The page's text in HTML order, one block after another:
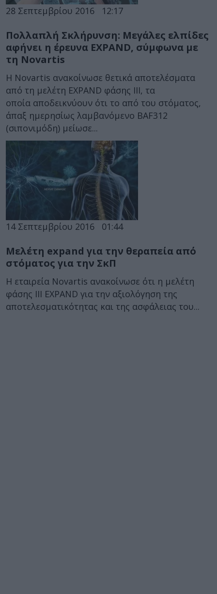
28 Σεπτεμβρίου 2016 12:17
Πολλαπλή Σκλήρυνση: Μεγάλες ελπίδες
αφήνει η έρευνα EXPAND, σύμφωνα με
τη Novartis
Η Novartis ανακοίνωσε θετικά αποτελέσματα
από τη μελέτη EXPAND φάσης ΙΙΙ, τα
οποία αποδεικνύουν ότι το από του στόματος,
άπαξ ημερησίως λαμβανόμενο BAF312
(σιπονιμόδη) μείωσε...
14 Σεπτεμβρίου 2016 01:44
Μελέτη expand για την θεραπεία από
στόματος για την ΣκΠ
Η εταιρεία Novartis ανακοίνωσε ότι η μελέτη
φάσης III EXPAND για την αξιολόγηση της
αποτελεσματικότητας και της ασφάλειας του...